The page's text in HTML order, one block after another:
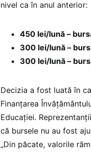
nivel ca în anul anterior:
450 lei/lună –
300 lei/lună –
300 lei/lună –
Decizia a fost luată în
Finanțarea
Educației.
că bursele nu au fost
„Din păcate, valorile